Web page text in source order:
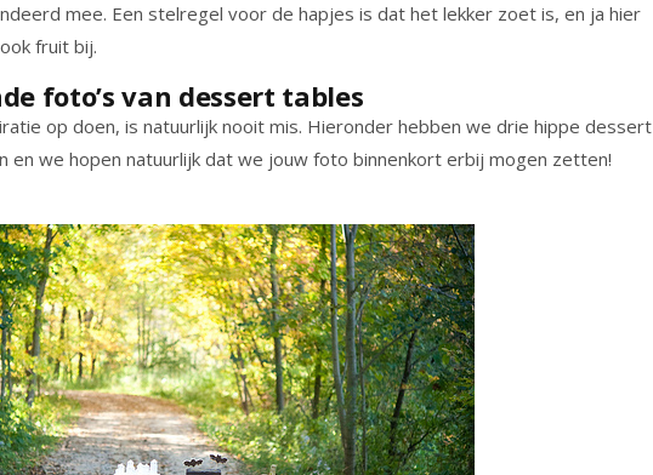
mee. Een stelregel voor de hapjes is dat het lekker zoet is, en ja hier
fruit bij.
foto’s van dessert tables
op doen, is natuurlijk nooit mis. Hieronder hebben we drie hippe dessert
en we hopen natuurlijk dat we jouw foto binnenkort erbij mogen zetten!